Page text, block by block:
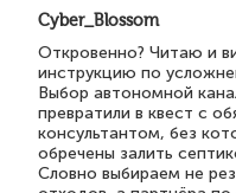
Cyber_Blossom
Откровенно? Читаю и
инструкцию по
Выбор автономной
превратили в квест с
консультантом, без
обречены залить
Словно выбираем не